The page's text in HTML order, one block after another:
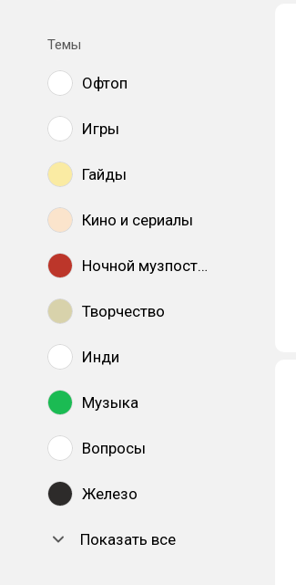
Темы
Офтоп
Игры
Гайды
Кино и сериалы
Ночной музпостинг
Творчество
Инди
Музыка
Вопросы
Железо
Показать все